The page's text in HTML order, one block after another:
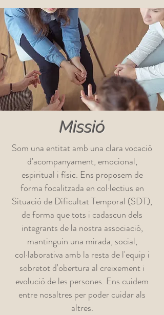
Missió
Som una entitat amb una clara vocació
d'acompanyament, emocional,
espiritual i físic. Ens proposem de
forma focalitzada en col·lectius en
Situació de Dificultat Temporal (SDT),
de forma que tots i cadascun dels
integrants de la nostra associació,
mantinguin una mirada, social,
col·laborativa amb la resta de l'equip i
sobretot d'obertura al creixement i
evolució de les persones. Ens cuidem
entre nosaltres per poder cuidar als
altres.